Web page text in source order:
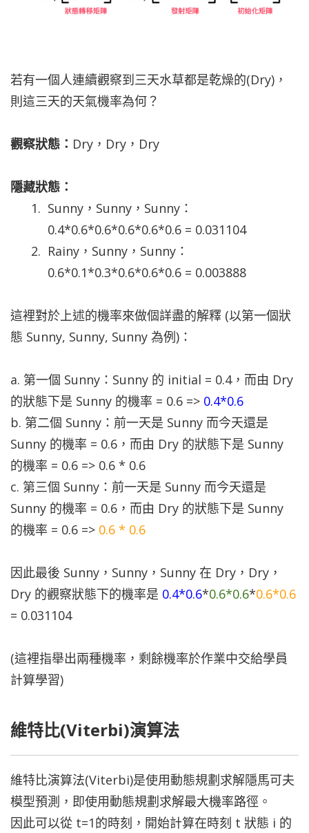
若有一個人連續觀察到三天水草都是乾燥的(Dry)，
則這三天的天氣機率為何？
觀察狀態： Dry，Dry，Dry
隱藏狀態：
Sunny，Sunny，Sunny：
0.4*0.6*0.6*0.6*0.6*0.6 = 0.031104
Rainy，Sunny，Sunny：
0.6*0.1*0.3*0.6*0.6*0.6 = 0.003888
這裡對於上述的機率來做個詳盡的解釋 (以第一個狀
態 Sunny, Sunny, Sunny 為例)：
a. 第一個 Sunny：Sunny 的 initial = 0.4，而由 Dry
的狀態下是 Sunny 的機率 = 0.6 => 0.4*0.6
b. 第二個 Sunny：前一天是 Sunny 而今天還是
Sunny 的機率 = 0.6，而由 Dry 的狀態下是 Sunny
的機率 = 0.6 => 0.6 * 0.6
c. 第三個 Sunny：前一天是 Sunny 而今天還是
Sunny 的機率 = 0.6，而由 Dry 的狀態下是 Sunny
的機率 = 0.6 => 0.6 * 0.6
因此最後 Sunny，Sunny，Sunny 在 Dry，Dry，
Dry 的觀察狀態下的機率是 0.4*0.6*0.6*0.6*0.6*0.6
= 0.031104
(這裡指舉出兩種機率，剩餘機率於作業中交給學員
計算學習)
維特比(Viterbi)演算法
維特比演算法(Viterbi)是使用動態規劃求解隱馬可夫
模型預測，即使用動態規劃求解最大機率路徑。
因此可以從 t=1的時刻，開始計算在時刻 t 狀態 i 的